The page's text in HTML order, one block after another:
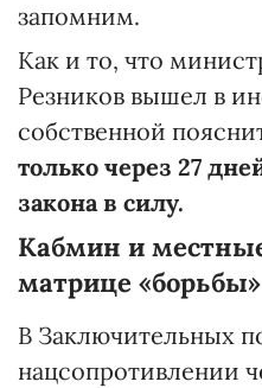
запомним.
Как и то, что
Резников вышел в
собственной
только через 27
закона в силу.
Кабмин и
матрице
В Заключительных
нацсопротивлении